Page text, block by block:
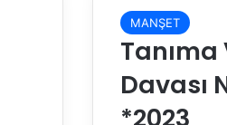
MANŞET
Tanıma
Davası
*2023